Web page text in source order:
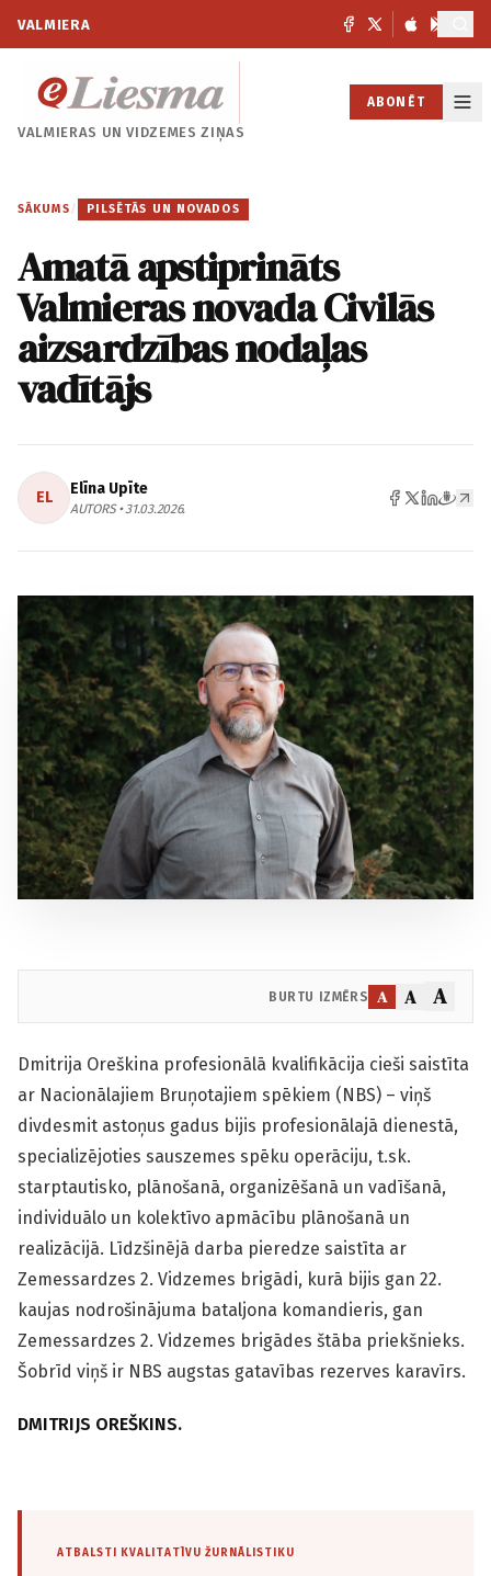
VALMIERA
VALMIERAS UNVIDZEMES ZIŅAS
ABONĒT
SĀKUMS / PILSĒTĀS UN NOVADOS
Amatā apstiprināts
Valmieras novada Civilās
aizsardzības nodaļas
vadītājs
EL Elīna Upīte
AUTORS • 31.03.2026.
BURTU IZMĒRS A A A
Dmitrija Oreškina profesionālā kvalifikācija cieši saistīta
ar Nacionālajiem Bruņotajiem spēkiem (NBS) – viņš
divdesmit astoņus gadus bijis profesionālajā dienestā,
specializējoties sauszemes spēku operāciju, t.sk.
starptautisko, plānošanā, organizēšanā un vadīšanā,
individuālo un kolektīvo apmācību plānošanā un
realizācijā. Līdzšinējā darba pieredze saistīta ar
Zemessardzes 2. Vidzemes brigādi, kurā bijis gan 22.
kaujas nodrošinājuma bataljona komandieris, gan
Zemessardzes 2. Vidzemes brigādes štāba priekšnieks.
Šobrīd viņš ir NBS augstas gatavības rezerves karavīrs.
DMITRIJS OREŠKINS.
ATBALSTI KVALITATĪVU ŽURNĀLISTIKU